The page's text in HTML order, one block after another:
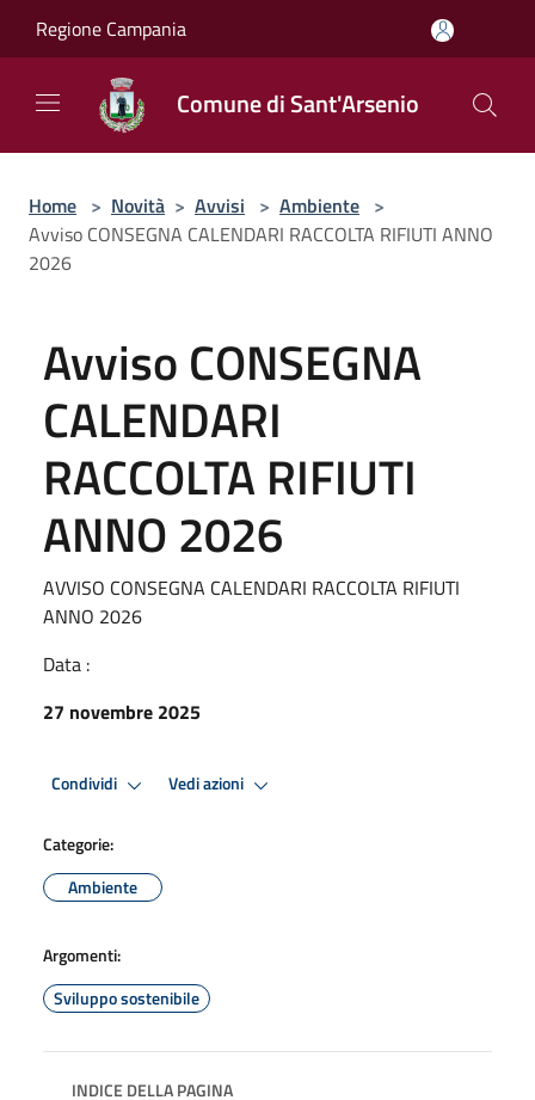
Regione Campania
Comune di Sant'Arsenio
Home > Novità > Avvisi > Ambiente >
Avviso CONSEGNA CALENDARI RACCOLTA RIFIUTI ANNO
2026
Avviso CONSEGNA
CALENDARI
RACCOLTA RIFIUTI
ANNO 2026
AVVISO CONSEGNA CALENDARI RACCOLTA RIFIUTI
ANNO 2026
Data :
27 novembre 2025
Condividi Vedi azioni
Categorie:
Ambiente
Argomenti:
Sviluppo sostenibile
INDICE DELLA PAGINA